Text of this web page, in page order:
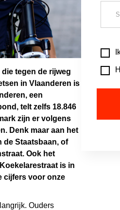
tegen de rijweg
in Vlaanderen is
een
telt zelfs 18.846
zijn er volgens
Denk maar aan het
de Staatsbaan, of
Ook het
is in
cijfers voor onze
Ouders